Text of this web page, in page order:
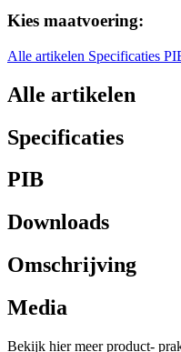
Kies maatvoering:
Alle artikelen Specificaties
Alle artikelen
Specificaties
PIB
Downloads
Omschrijving
Media
Bekijk hier meer product-